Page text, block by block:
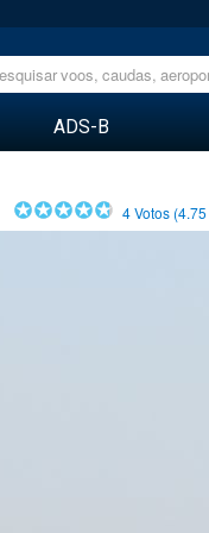
ADS-B
4Votos (4.75